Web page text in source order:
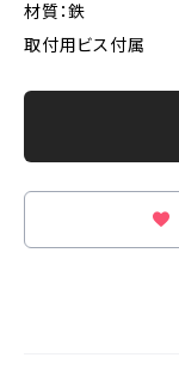
材質：鉄
取付用ビス付属